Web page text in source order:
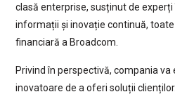
clasă enterprise, susținut de
informații și inovație continuă,
financiară a Broadcom.
Privind în perspectivă, compania
inovatoare de a oferi soluții